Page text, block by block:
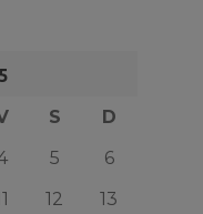
S
D
5
6
12
13